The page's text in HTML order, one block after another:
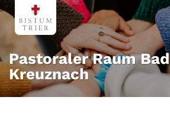
Zum Inhalt springen
Pastoraler Raum Bad
Kreuznach